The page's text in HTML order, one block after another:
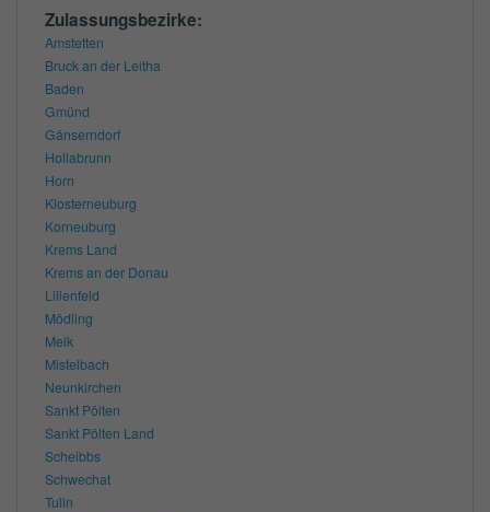
Zulassungsbezirke:
Amstetten
Bruck an der Leitha
Baden
Gmünd
Gänserndorf
Hollabrunn
Horn
Klosterneuburg
Korneuburg
Krems Land
Krems an der Donau
Lilienfeld
Mödling
Melk
Mistelbach
Neunkirchen
Sankt Pölten
Sankt Pölten Land
Scheibbs
Schwechat
Tulln